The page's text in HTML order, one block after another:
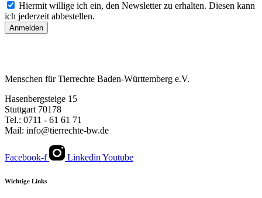
Hiermit willige ich ein, den Newsletter zu erhalten. Diesen kann
ich jederzeit abbestellen.
Anmelden
Menschen für Tierrechte Baden-Württemberg e.V.
Hasenbergsteige 15
Stuttgart 70178
Tel.: 0711 - 61 61 71
Mail: info@tierrechte-bw.de
Facebook-f Linkedin Youtube
Wichtige Links